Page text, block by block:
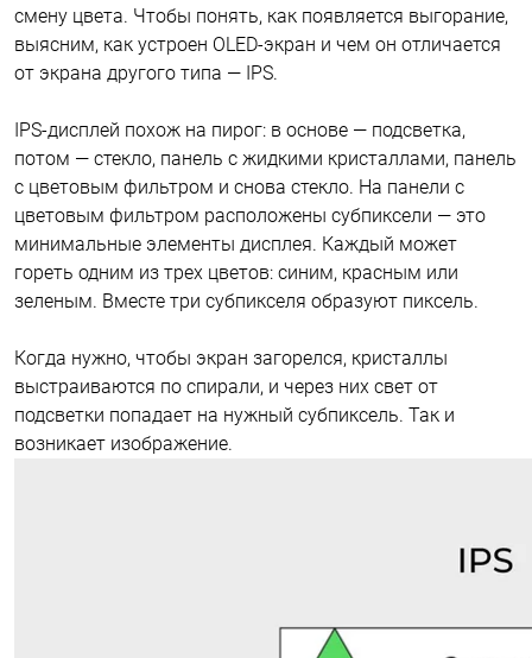
смену цвета. Чтобы понять, как появляется выгорание,
выясним, как устроен OLED-экран и чем он отличается
от экрана другого типа — IPS.
IPS-дисплей похож на пирог: в основе — подсветка,
потом — стекло, панель с жидкими кристаллами, панель
с цветовым фильтром и снова стекло. На панели с
цветовым фильтром расположены субпиксели — это
минимальные элементы дисплея. Каждый может
гореть одним из трех цветов: синим, красным или
зеленым. Вместе три субпикселя образуют пиксель.
Когда нужно, чтобы экран загорелся, кристаллы
выстраиваются по спирали, и через них свет от
подсветки попадает на нужный субпиксель. Так и
возникает изображение.